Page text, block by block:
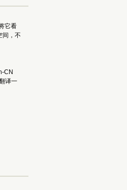
它看
间，不
CN
译一